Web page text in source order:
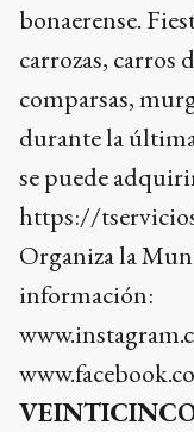
bonaerense.
carrozas, carros
comparsas,
durante la
se puede
https://
Organiza la
información: